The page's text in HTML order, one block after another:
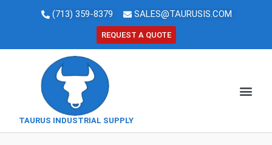
(713) 359-8379 SALES@TAURUSIS.COM
REQUEST A QUOTE
TAURUS INDUSTRIAL SUPPLY